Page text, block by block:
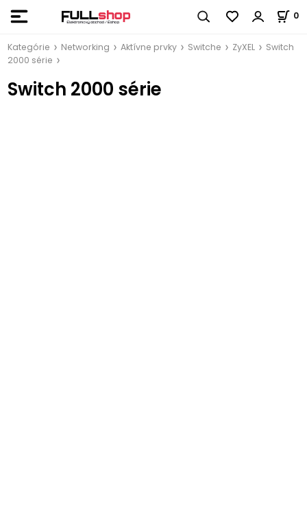
0
Kategórie Networking Aktívne prvky Switche ZyXEL
Switch
2000 série
Switch 2000 série